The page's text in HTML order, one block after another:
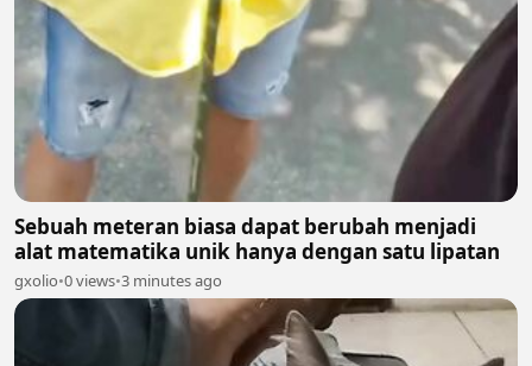
Sebuah meteran biasa dapat berubah menjadi
alat matematika unik hanya dengan satu lipatan
gxolio•0 views•3 minutes ago